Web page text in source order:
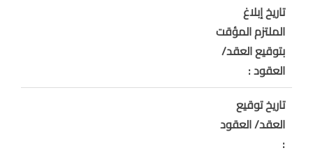
تاريخ إبلاغ
الملتزم المؤقت
بتوقيع العقد/
العقود :
تاريخ توقيع
العقد/ العقود
: